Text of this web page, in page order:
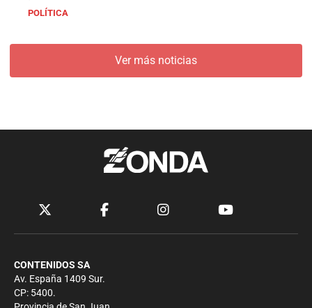
POLÍTICA
Ver más noticias
CONTENIDOS SA
Av. España 1409 Sur.
CP: 5400.